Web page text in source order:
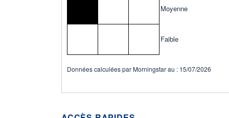
Moyenne
Faible
Données calculées par Morningstar au : 15/07/2026